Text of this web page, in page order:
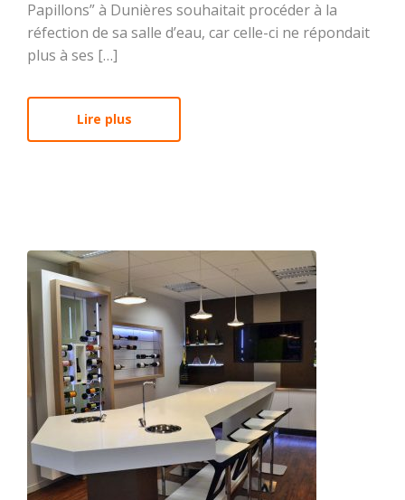
Papillons” à Dunières souhaitait procéder à la
réfection de sa salle d’eau, car celle-ci ne répondait
plus à ses […]
Lire plus